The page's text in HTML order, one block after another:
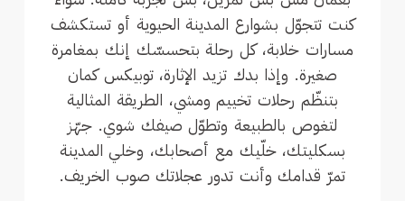
كنت تتجوّل بشوارع المدينة الحيوية أو تستكشف
مسارات خلابة، كل رحلة بتحسسّك إنك بمغامرة
صغيرة. وإذا بدك تزيد الإثارة، توبيكس كمان
بتنظّم رحلات تخييم ومشي، الطريقة المثالية
لتغوص بالطبيعة وتطوّل صيفك شوي. جهّز
بسكليتك، خلّيك مع أصحابك، وخلي المدينة
تمرّ قدامك وأنت تدور عجلاتك صوب الخريف.